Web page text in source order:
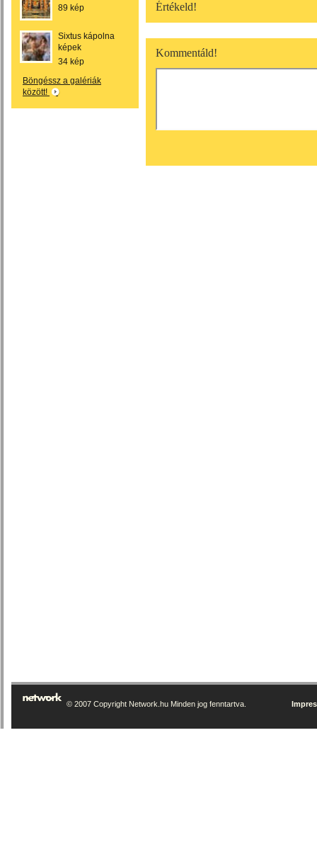
89 kép
Sixtus kápolna
képek
34 kép
Böngéssz a galériák
között!
Értékeld!
Kommentáld!
© 2007 Copyright Network.hu Minden jog fenntartva.